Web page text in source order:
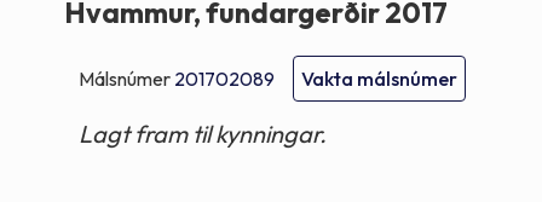
Hvammur, fundargerðir 2017
Málsnúmer 201702089 Vakta málsnúmer
Lagt fram til kynningar.